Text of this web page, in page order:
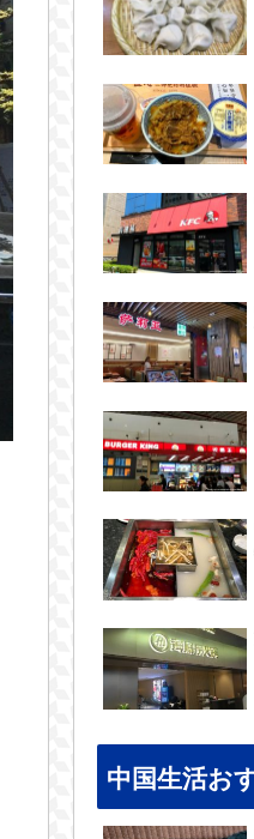
中国生活お